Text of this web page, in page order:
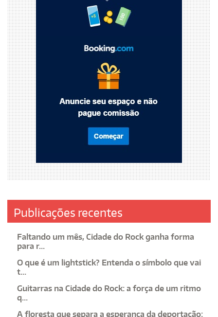
Publicações recentes
Faltando um mês, Cidade do Rock ganha forma
para r...
O que é um lightstick? Entenda o símbolo que vai
t...
Guitarras na Cidade do Rock: a força de um ritmo
q...
A floresta que separa a esperança da deportação: